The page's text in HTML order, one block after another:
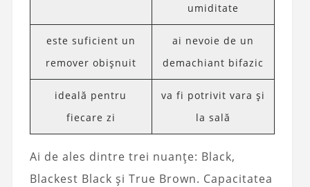
umiditate
este suficient un
remover obișnuit
ai nevoie de un
demachiant bifazic
ideală pentru
fiecare zi
va fi potrivit vara și
la sală
Ai de ales dintre trei nuanțe: Black,
Blackest Black și True Brown. Capacitatea